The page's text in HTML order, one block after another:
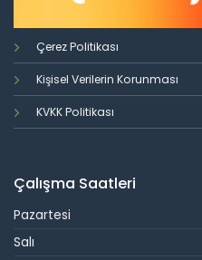
Çerez Politikası
Kişisel Verilerin Korunması
KVKK Politikası
Çalışma Saatleri
Pazartesi
Salı